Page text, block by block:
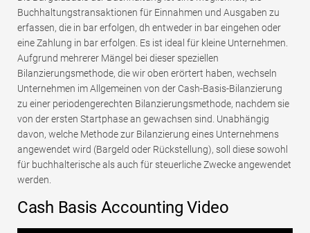
Buchhaltungstransaktionen für Einnahmen und Ausgaben zu
erfassen, die in bar erfolgen, dh entweder in bar eingehen oder
eine Zahlung in bar erfolgen. Es ist ideal für kleine Unternehmen.
Aufgrund mehrerer Mängel bei dieser speziellen
Bilanzierungsmethode, die wir oben erörtert haben, wechseln
Unternehmen im Allgemeinen von der Cash-Basis-Bilanzierung
zu einer periodengerechten Bilanzierungsmethode, nachdem sie
von der ersten Startphase an gewachsen sind. Unabhängig
davon, welche Methode zur Bilanzierung eines Unternehmens
angewendet wird (Bargeld oder Rückstellung), soll diese sowohl
für buchhalterische als auch für steuerliche Zwecke angewendet
werden.
Cash Basis Accounting Video